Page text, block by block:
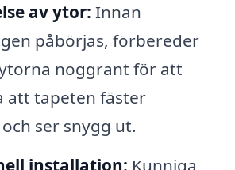
av ytor: Innan
påbörjas, förbereder
noggrant för att
att tapeten fäster
ser snygg ut.
installation: Kunniga